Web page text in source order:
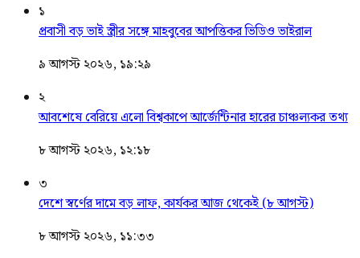
১
প্রবাসী বড় ভাই স্ত্রীর সঙ্গে মাহবুবের আপত্তিকর ভিডিও ভাইরাল ​
৯ আগস্ট ২০২৬, ১৯:২৯
২
আবশেষে বেরিয়ে এলো বিশ্বকাপে আর্জেন্টিনার হারের চাঞ্চল্যকর তথ্য
৮ আগস্ট ২০২৬, ১২:১৮
৩
দেশে স্বর্ণের দামে বড় লাফ, কার্যকর আজ থেকেই (৮ আগস্ট)
৮ আগস্ট ২০২৬, ১১:৩৩